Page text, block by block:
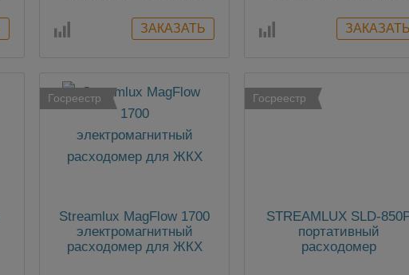
Госреестр
Streamlux MagFlow 1700
электромагнитный
расходомер для ЖКХ
Госреестр
STREAMLUX SLD-
портативный
расходомер